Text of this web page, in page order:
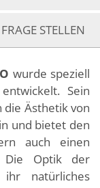
STELLEN
wurde speziell
Sein
Ästhetik von
und bietet den
auch einen
Die Optik der
ihr natürliches